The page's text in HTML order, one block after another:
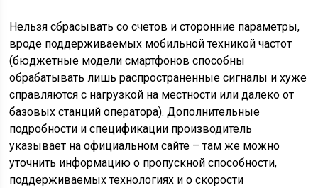
Нельзя сбрасывать со счетов и сторонние параметры,
вроде поддерживаемых мобильной техникой частот
(бюджетные модели смартфонов способны
обрабатывать лишь распространенные сигналы и хуже
справляются с нагрузкой на местности или далеко от
базовых станций оператора). Дополнительные
подробности и спецификации производитель
указывает на официальном сайте – там же можно
уточнить информацию о пропускной способности,
поддерживаемых технологиях и о скорости